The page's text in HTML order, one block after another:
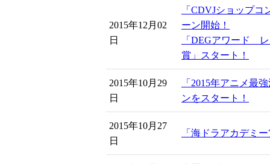
2015年12月02
日
「CDVJショップコ
ーン開始！
「DEGアワード
賞」スタート！
2015年10月29
日
「2015年アニメ最
ンをスタート！
2015年10月27
日
「海ドラアカデミ